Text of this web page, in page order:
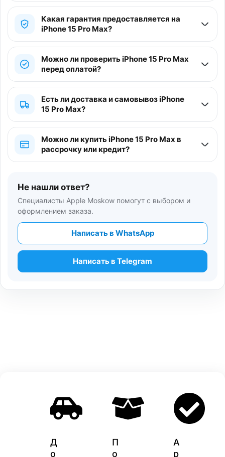
Какая гарантия предоставляется на
iPhone 15 Pro Max?
Можно ли проверить iPhone 15 Pro Max
перед оплатой?
Есть ли доставка и самовывоз iPhone
15 Pro Max?
Можно ли купить iPhone 15 Pro Max в
рассрочку или кредит?
Не нашли ответ?
Специалисты Apple Moskow помогут с выбором и
оформлением заказа.
Написать в WhatsApp
Написать в Telegram
Д
о
П
о
A
p